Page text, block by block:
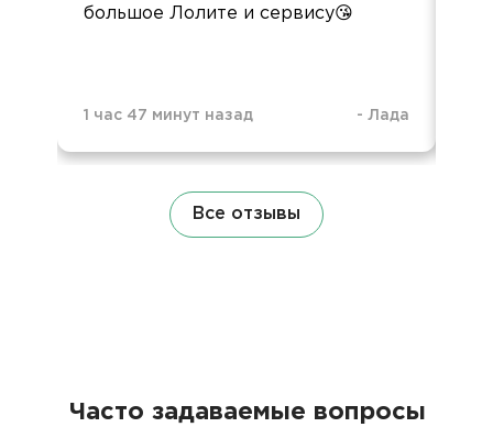
большое Лолите и сервису😘
1 час 47 минут назад - Лада
Все отзывы
Часто задаваемые вопросы